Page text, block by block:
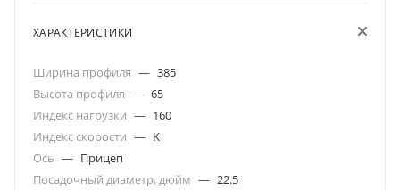
ХАРАКТЕРИСТИКИ
Ширина профиля — 385
Высота профиля — 65
Индекс нагрузки — 160
Индекс скорости — K
Ось — Прицеп
Посадочный диаметр, дюйм — 22.5